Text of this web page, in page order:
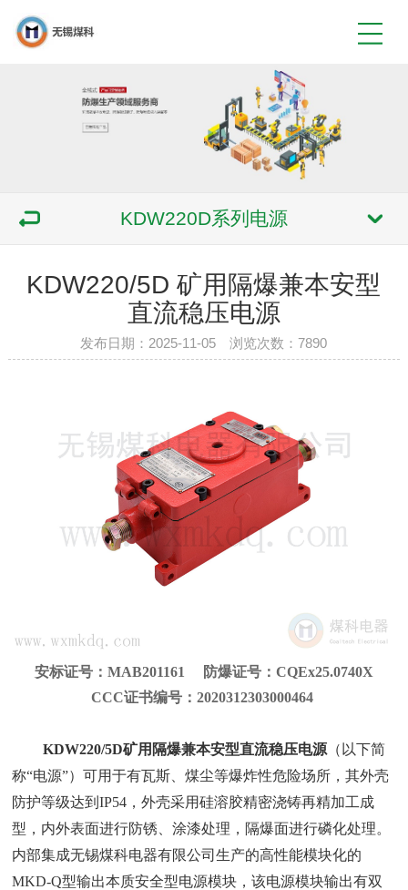
KDW220D系列电源
KDW220/5D 矿用隔爆兼本安型
直流稳压电源
发布日期：2025-11-05 浏览次数：7890
安标证号：MAB201161 防爆证号：CQEx25.0740X
CCC证书编号：2020312303000464
KDW220/5D矿用隔爆兼本安型直流稳压电源 （以下简
称“电源”）可用于有瓦斯、煤尘等爆炸性危险场所，其外壳
防护等级达到IP54，外壳采用硅溶胶精密浇铸再精加工成
型，内外表面进行防锈、涂漆处理，隔爆面进行磷化处理。
内部集成无锡煤科电器有限公司生产的高性能模块化的
MKD-Q型输出本质安全型电源模块，该电源模块输出有双